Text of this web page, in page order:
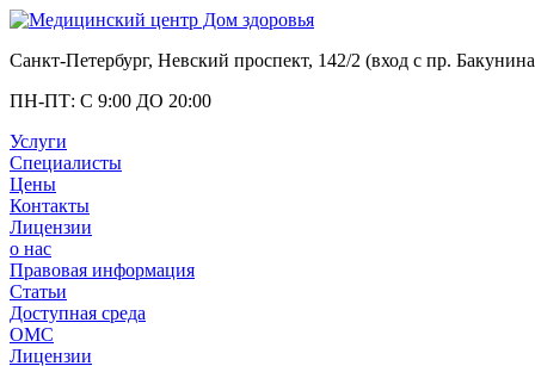
Санкт-Петербург, Невский проспект, 142/2 (вход с пр.
ПН-ПТ: С 9:00 ДО 20:00
Услуги
Специалисты
Цены
Контакты
Лицензии
о нас
Правовая информация
Статьи
Доступная среда
ОМС
Лицензии